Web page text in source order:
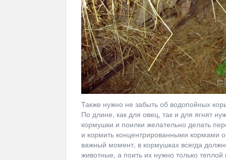
Также нужно не забыть об водопойных
По длине, как для овец, так и для ягнят
кормушки и поилки желательно делать
и кормить концентрированными кормами
важный момент, в кормушках всегда
животные, а поить их нужно только